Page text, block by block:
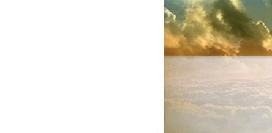
Veröffentlicht am 23.
In dieser Andacht wird
geistlichen Bereich. Es
Charakter formt.
aufrichtige Gabe